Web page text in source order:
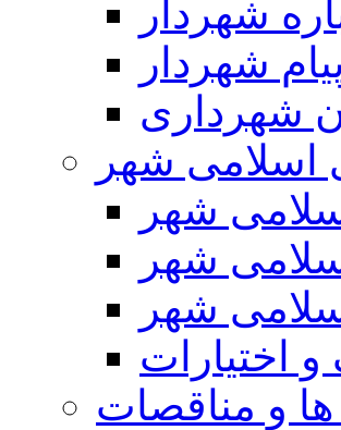
شهردار
پیام شهردار
شهرداری
اسلامی شهر
شهر
شهر
شهر
اختیارات
ها و مناقصات